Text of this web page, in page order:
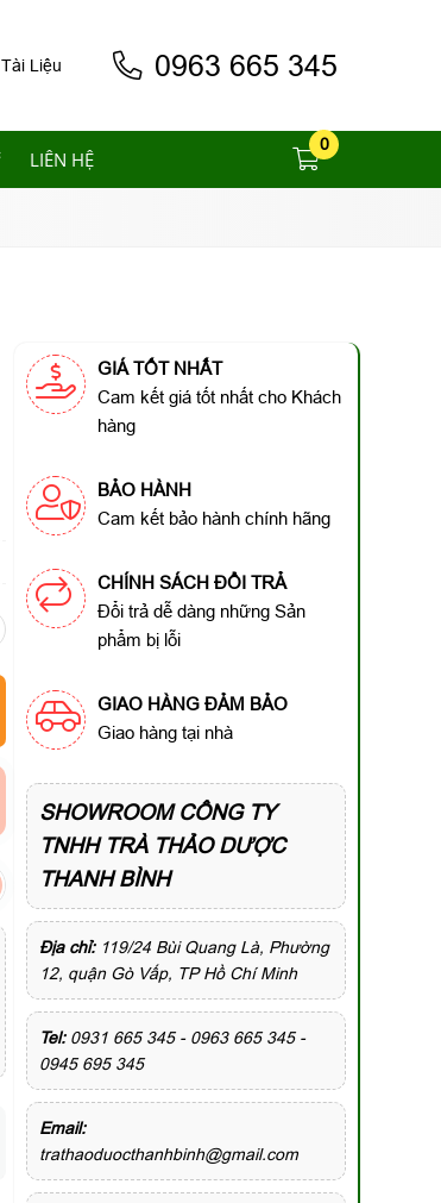
Tài Liệu 0963 665 345
LIÊN HỆ
0
GIÁ TỐT NHẤT
Cam kết giá tốt nhất cho Khách
hàng
BẢO HÀNH
Cam kết bảo hành chính hãng
CHÍNH SÁCH ĐỔI TRẢ
Đổi trả dễ dàng những Sản
phẩm bị lỗi
GIAO HÀNG ĐẢM BẢO
Giao hàng tại nhà
SHOWROOM CÔNG TY
TNHH TRÀ THẢO DƯỢC
THANH BÌNH
Địa chỉ: 119/24 Bùi Quang Là, Phường
12, quận Gò Vấp, TP Hồ Chí Minh
Tel:0931 665 345 - 0963 665 345 -
0945 695 345
Email:
trathaoduocthanhbinh@gmail.com